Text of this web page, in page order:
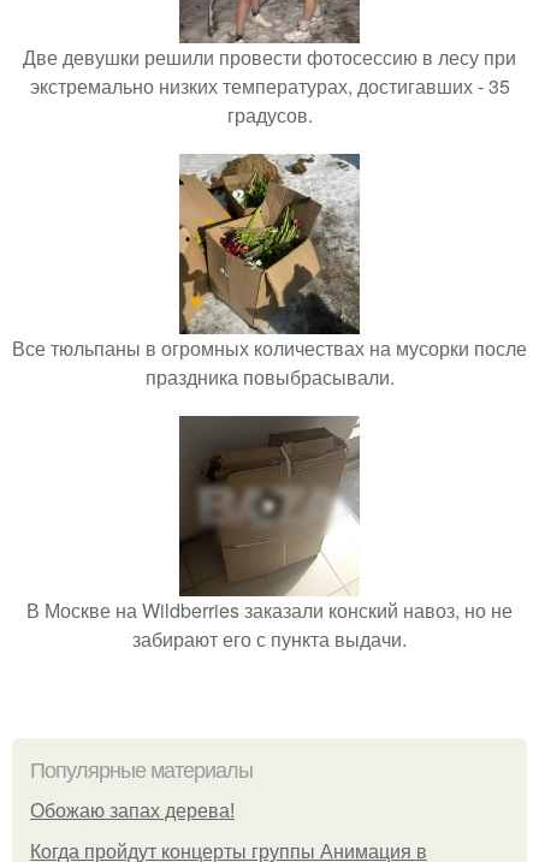
Две девушки решили провести фотосессию в лесу при
экстремально низких температурах, достигавших - 35
градусов.
Все тюльпаны в огромных количествах на мусорки после
праздника повыбрасывали.
В Москве на Wildberries заказали конский навоз, но не
забирают его с пункта выдачи.
Популярные материалы
Обожaю зaпах деpева!
Когда пройдут концерты группы Анимация в